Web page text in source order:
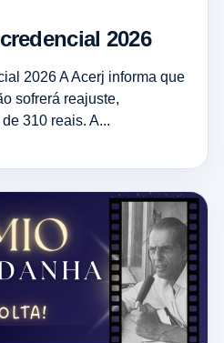
2026
2026 A Acerj informa que
sofrerá reajuste,
310 reais. A...